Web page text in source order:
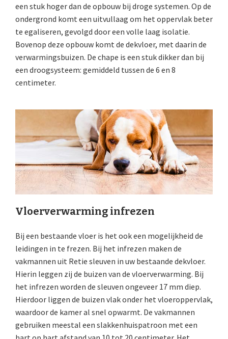
een stuk hoger dan de opbouw bij droge systemen. Op de
ondergrond komt een uitvullaag om het oppervlak beter
te egaliseren, gevolgd door een volle laag isolatie.
Bovenop deze opbouw komt de dekvloer, met daarin de
verwarmingsbuizen. De chape is een stuk dikker dan bij
een droogsysteem: gemiddeld tussen de 6 en 8
centimeter.
Vloerverwarming infrezen
Bij een bestaande vloer is het ook een mogelijkheid de
leidingen in te frezen. Bij het infrezen maken de
vakmannen uit Retie sleuven in uw bestaande dekvloer.
Hierin leggen zij de buizen van de vloerverwarming. Bij
het infrezen worden de sleuven ongeveer 17 mm diep.
Hierdoor liggen de buizen vlak onder het vloeroppervlak,
waardoor de kamer al snel opwarmt. De vakmannen
gebruiken meestal een slakkenhuispatroon met een